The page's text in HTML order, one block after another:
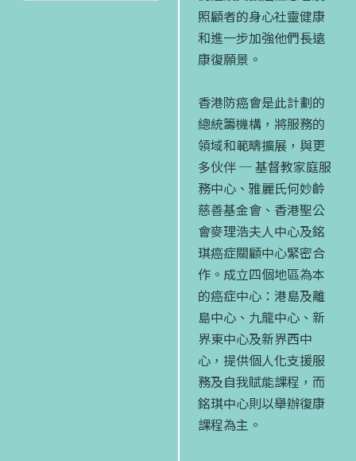
照顧者的身心社靈健康
和進一步加強他們長遠
康復願景。
香港防癌會是此計劃的
總統籌機構，將服務的
領域和範疇擴展，與更
多伙伴 ─ 基督教家庭服
務中心、雅麗氏何妙齡
慈善基金會、香港聖公
會麥理浩夫人中心及銘
琪癌症關顧中心緊密合
作。成立四個地區為本
的癌症中心：港島及離
島中心、九龍中心、新
界東中心及新界西中
心，提供個人化支援服
務及自我賦能課程，而
銘琪中心則以舉辦復康
課程為主。